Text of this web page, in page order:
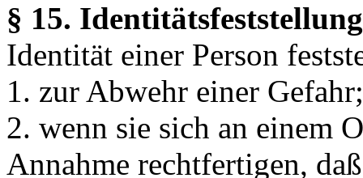
§ 15.
Identität einer Person
1. zur Abwehr einer Gefahr;
2. wenn sie sich an einem
Annahme rechtfertigen, daß